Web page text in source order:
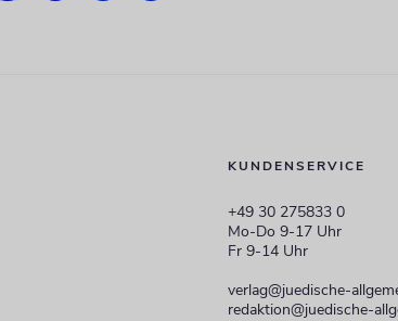
KUNDENSERVICE
+49 30 275833 0
Mo-Do 9-17 Uhr
Fr 9-14 Uhr
verlag@juedische-
redaktion@juedische-